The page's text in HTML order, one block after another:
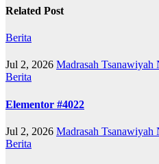
Related Post
Berita
Jul 2, 2026 Madrasah Tsanawiyah
Berita
Elementor #4022
Jul 2, 2026 Madrasah Tsanawiyah
Berita